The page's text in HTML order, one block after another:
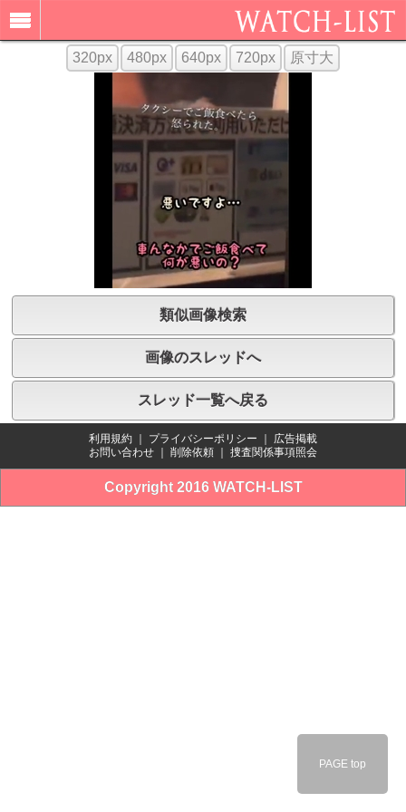
320px 480px 640px 720px 原寸大
類似画像検索
画像のスレッドへ
スレッド一覧へ戻る
利用規約 プライバシーポリシー
広告掲載
お問い合わせ
削除依頼 捜査関係事項照会
Copyright 2016 WATCH-LIST
PAGE top